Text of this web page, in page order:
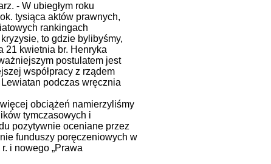
- W ubiegłym roku
tysiąca aktów prawnych,
rankingach
to gdzie bylibyśmy,
21 kwietnia br. Henryka
postulatem jest
współpracy z rządem
podczas wręcznia
obciążeń namierzyliśmy
tymczasowych i
pozytywnie oceniane przez
funduszy poręczeniowych w
i nowego „Prawa